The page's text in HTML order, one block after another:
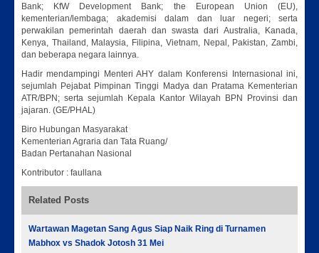
Bank; KfW Development Bank; the European Union (EU),
kementerian/lembaga; akademisi dalam dan luar negeri; serta
perwakilan pemerintah daerah dan swasta dari Australia, Kanada,
Kenya, Thailand, Malaysia, Filipina, Vietnam, Nepal, Pakistan, Zambi,
dan beberapa negara lainnya.
Hadir mendampingi Menteri AHY dalam Konferensi Internasional ini,
sejumlah Pejabat Pimpinan Tinggi Madya dan Pratama Kementerian
ATR/BPN; serta sejumlah Kepala Kantor Wilayah BPN Provinsi dan
jajaran. (GE/PHAL)
Biro Hubungan Masyarakat
Kementerian Agraria dan Tata Ruang/
Badan Pertanahan Nasional
Kontributor : faullana
Related Posts
Wartawan Magetan Sang Agus Siap Naik Ring di Turnamen
Mabhox vs Shadok Jotosh 31 Mei